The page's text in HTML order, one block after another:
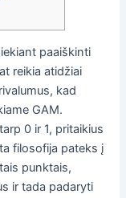
paaiškinti
reikia atidžiai
kad
GAM.
0 ir 1, pritaikius
filosofija pateks į
punktais,
ir tada padaryti